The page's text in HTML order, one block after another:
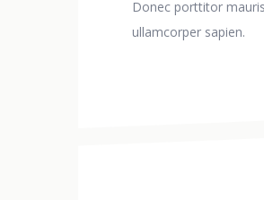
Donec porttitor
ullamcorper sapien.